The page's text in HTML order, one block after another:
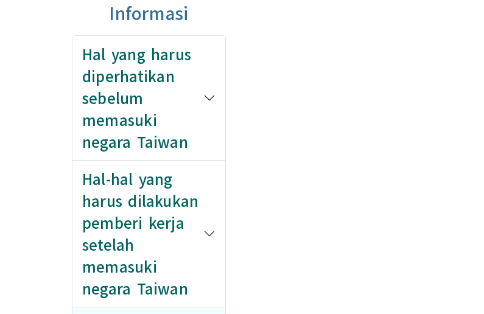
Informasi
Hal yang harus
diperhatikan
sebelum
memasuki
negara Taiwan
Hal-hal yang
harus dilakukan
pemberi kerja
setelah
memasuki
negara Taiwan